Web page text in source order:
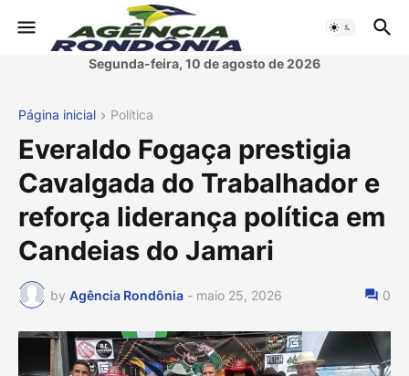
Segunda-feira, 10 de agosto de 2026
Página inicial Política
Everaldo Fogaça prestigia
Cavalgada do Trabalhador e
reforça liderança política em
Candeias do Jamari
by Agência Rondônia - maio 25, 2026 0